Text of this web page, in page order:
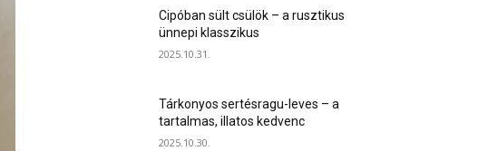
Cipóban sült csülök – a rusztikus
ünnepi klasszikus
2025.10.31.
Tárkonyos sertésragu-leves – a
tartalmas, illatos kedvenc
2025.10.30.